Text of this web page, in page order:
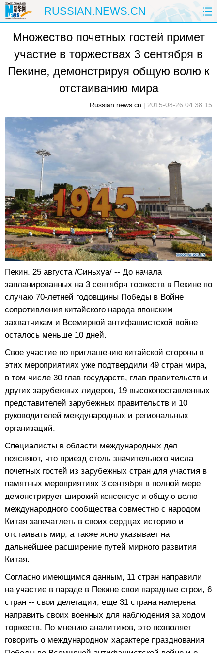
RUSSIAN.NEWS.CN
ГЛАВНАЯ КИТАЙ РФ И СНГ
В МИРЕ ЭКОНОМИКА ОБЩЕСТВО
ПРИРОДА
ЗДОРОВЬЕ ФОТОЛЕНТЫ
СПЕЦТЕМЫ
Множество почетных гостей примет
участие в торжествах 3 сентября в
Пекине, демонстрируя общую волю к
отстаиванию мира
Russian.news.cn | 2015-08-26 04:38:15
Пекин, 25 августа /Синьхуа/ -- До начала
запланированных на 3 сентября торжеств в Пекине по
случаю 70-летней годовщины Победы в Войне
сопротивления китайского народа японским
захватчикам и Всемирной антифашистской войне
осталось меньше 10 дней.
Свое участие по приглашению китайской стороны в
этих мероприятиях уже подтвердили 49 стран мира,
в том числе 30 глав государств, глав правительств и
других зарубежных лидеров, 19 высокопоставленных
представителей зарубежных правительств и 10
руководителей международных и региональных
организаций.
Специалисты в области международных дел
поясняют, что приезд столь значительного числа
почетных гостей из зарубежных стран для участия в
памятных мероприятиях 3 сентября в полной мере
демонстрирует широкий консенсус и общую волю
международного сообщества совместно с народом
Китая запечатлеть в своих сердцах историю и
отстаивать мир, а также ясно указывает на
дальнейшее расширение путей мирного развития
Китая.
Согласно имеющимся данным, 11 стран направили
на участие в параде в Пекине свои парадные строи, 6
стран -- свои делегации, еще 31 страна намерена
направить своих военных для наблюдения за ходом
торжеств. По мнению аналитиков, это позволяет
говорить о международном характере празднования